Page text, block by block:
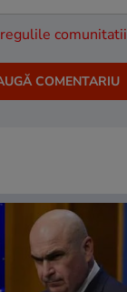
regulile comunitatii